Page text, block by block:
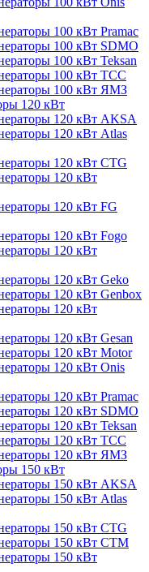
100 кВт Pramac
100 кВт SDMO
100 кВт Teksan
100 кВт ТСС
100 кВт ЯМЗ
120 кВт
120 кВт AKSA
120 кВт Atlas
120 кВт CTG
120 кВт
120 кВт FG
120 кВт Fogo
120 кВт
120 кВт Geko
120 кВт Genbox
120 кВт
120 кВт Gesan
120 кВт Motor
120 кВт Onis
120 кВт Pramac
120 кВт SDMO
120 кВт Teksan
120 кВт ТСС
120 кВт ЯМЗ
150 кВт
150 кВт AKSA
150 кВт Atlas
150 кВт CTG
150 кВт CTM
150 кВт